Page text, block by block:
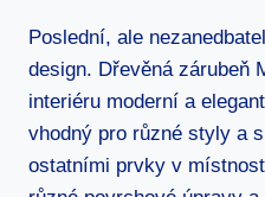
Poslední, ale
design. Dřevěná zárubeň
interiéru moderní a
vhodný pro různé styly a
ostatními prvky v